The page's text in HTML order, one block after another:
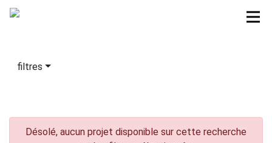
filtres
Désolé, aucun projet disponible sur cette recherche